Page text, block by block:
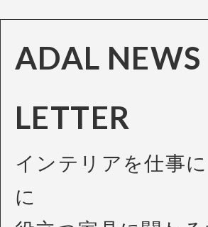
ADAL NEWS
LETTER
インテリアを仕事
に